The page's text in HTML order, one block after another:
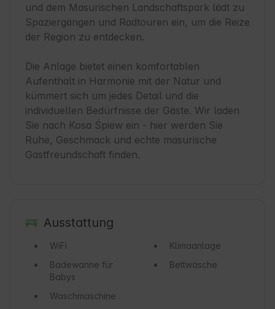
und dem Masurischen Landschaftspark lädt zu
Spaziergängen und Radtouren ein, um die Reize
der Region zu entdecken.
Die Anlage bietet einen komfortablen
Aufenthalt in Harmonie mit der Natur und
kümmert sich um jedes Detail und die
individuellen Bedürfnisse der Gäste. Wir laden
Sie nach Kosa Śpiew ein - hier werden Sie
Ruhe, Geschmack und echte masurische
Gastfreundschaft finden.
Ausstattung
WiFi
Klimaanlage
Badewanne für
Babys
Bettwäsche
Waschmaschine